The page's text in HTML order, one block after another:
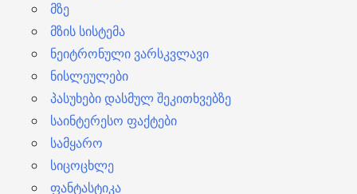
მზე
მზის სისტემა
ნეიტრონული ვარსკვლავი
ნისლეულები
პასუხები დასმულ შეკითხვებზე
საინტერესო ფაქტები
სამყარო
სიცოცხლე
ფანტასტიკა